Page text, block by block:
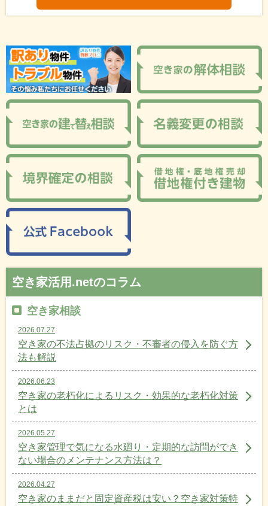
空き家活用.netのコラム
空き家相談
2026.07.27
空き家の不法占拠のリスク・不審者の侵入を防ぐ方
法も解説
2026.06.23
空き家の老朽化によるリスク・効果的な老朽化対策
とは
2026.05.27
空き家管理で気になる水廻り・定期的な訪問ができ
ない場合のメンテナンス方法は？
2026.04.27
空き家のままだと固定資産税は安い？空き家対策特